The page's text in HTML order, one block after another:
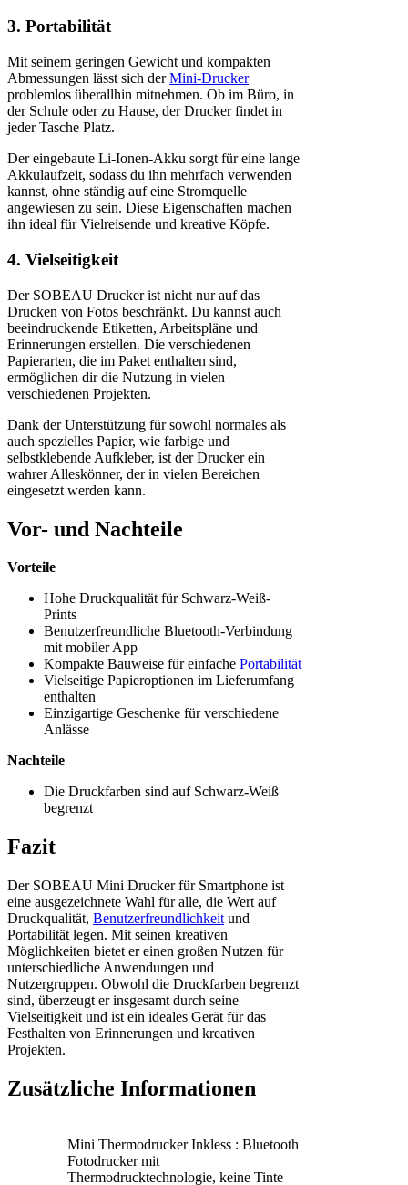
3. Portabilität
Mit seinem geringen Gewicht und kompakten
Abmessungen lässt sich derMini-Drucker
problemlos überallhin mitnehmen. Ob im Büro, in
der Schule oder zu Hause, der Drucker findet in
jeder Tasche Platz.
Der eingebaute Li-Ionen-Akku sorgt für eine lange
Akkulaufzeit, sodass du ihn mehrfach verwenden
kannst, ohne ständig auf eine Stromquelle
angewiesen zu sein. Diese Eigenschaften machen
ihn ideal für Vielreisende und kreative Köpfe.
4. Vielseitigkeit
Der SOBEAU Drucker ist nicht nur auf das
Drucken von Fotos beschränkt. Du kannst auch
beeindruckende Etiketten, Arbeitspläne und
Erinnerungen erstellen. Die verschiedenen
Papierarten, die im Paket enthalten sind,
ermöglichen dir die Nutzung in vielen
verschiedenen Projekten.
Dank der Unterstützung für sowohl normales als
auch spezielles Papier, wie farbige und
selbstklebende Aufkleber, ist der Drucker ein
wahrer Alleskönner, der in vielen Bereichen
eingesetzt werden kann.
Vor- und Nachteile
Vorteile
Hohe Druckqualität für Schwarz-Weiß-
Prints
Benutzerfreundliche Bluetooth-Verbindung
mit mobiler App
Kompakte Bauweise für einfache Portabilität
Vielseitige Papieroptionen im Lieferumfang
enthalten
Einzigartige Geschenke für verschiedene
Anlässe
Nachteile
Die Druckfarben sind auf Schwarz-Weiß
begrenzt
Fazit
Der SOBEAU Mini Drucker für Smartphone ist
eine ausgezeichnete Wahl für alle, die Wert auf
Druckqualität, Benutzerfreundlichkeit und
Portabilität legen. Mit seinen kreativen
Möglichkeiten bietet er einen großen Nutzen für
unterschiedliche Anwendungen und
Nutzergruppen. Obwohl die Druckfarben begrenzt
sind, überzeugt er insgesamt durch seine
Vielseitigkeit und ist ein ideales Gerät für das
Festhalten von Erinnerungen und kreativen
Projekten.
Zusätzliche Informationen
Mini Thermodrucker Inkless : Bluetooth
Fotodrucker mit
Thermodrucktechnologie, keine Tinte